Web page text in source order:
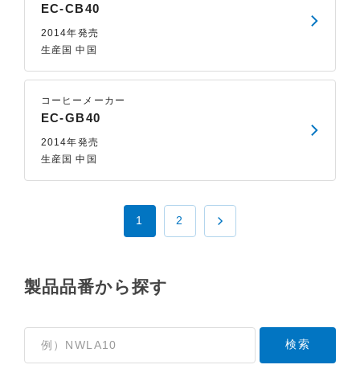
EC-CB40
2014年発売
生産国 中国
コーヒーメーカー
EC-GB40
2014年発売
生産国 中国
1 2
製品品番から探す